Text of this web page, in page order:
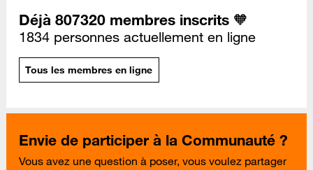
Déjà 807320 membres inscrits 🧡
1834 personnes actuellement en ligne
Tous les membres en ligne
Envie de participer à la Communauté ?
Vous avez une question à poser, vous voulez partager